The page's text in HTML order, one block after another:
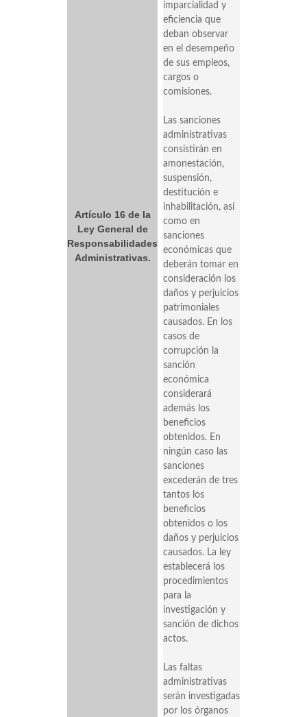
Artículo 16 de la
Ley General de
Responsabilidades
Administrativas.
imparcialidad y
eficiencia que
deban observar
en el desempeño
de sus empleos,
cargos o
comisiones.
Las sanciones
administrativas
consistirán en
amonestación,
suspensión,
destitución e
inhabilitación, así
como en
sanciones
económicas que
deberán tomar en
consideración los
daños y perjuicios
patrimoniales
causados. En los
casos de
corrupción la
sanción
económica
considerará
además los
beneficios
obtenidos. En
ningún caso las
sanciones
excederán de tres
tantos los
beneficios
obtenidos o los
daños y perjuicios
causados. La ley
establecerá los
procedimientos
para la
investigación y
sanción de dichos
actos.
Las faltas
administrativas
serán investigadas
por los órganos